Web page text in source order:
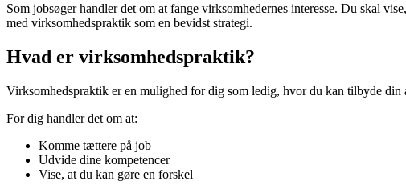
Som jobsøger handler det om at fange virksomhedernes interesse. Du skal
med virksomhedspraktik som en bevidst strategi.
Hvad er virksomhedspraktik?
Virksomhedspraktik er en mulighed for dig som ledig, hvor du kan tilbyde
For dig handler det om at:
Komme tættere på job
Udvide dine kompetencer
Vise, at du kan gøre en forskel